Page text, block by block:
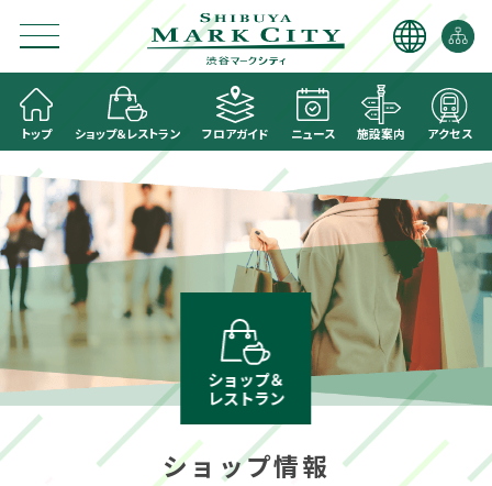
トップ ショップ＆レストラン フロアガイド ニュース 施設案内 アクセス
ショップ＆
レストラン
ショップ情報